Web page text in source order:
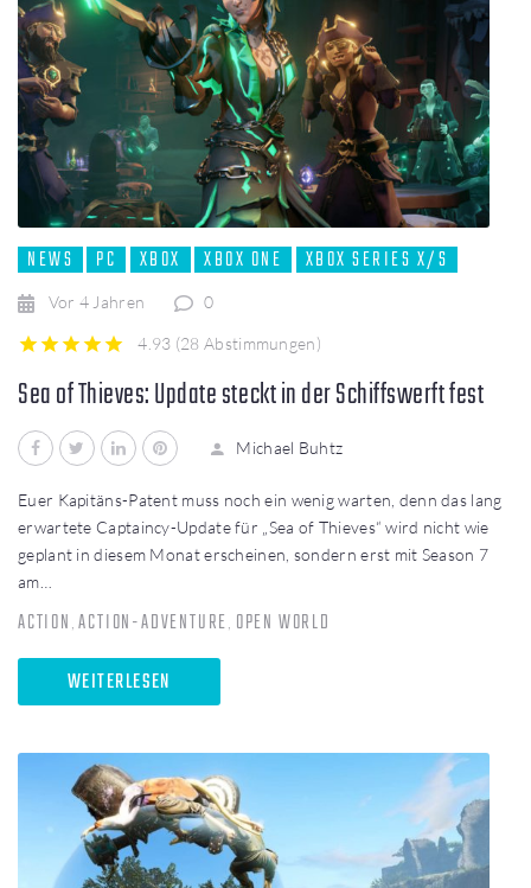
NEWS PC XBOX XBOX ONE XBOX SERIES X/S
Vor 4 Jahren 0
4.93 (28 Abstimmungen)
Sea of Thieves: Update steckt in der Schiffswerft fest
FacebookTwitterLinkedIn
Michael Buhtz
Euer Kapitäns-Patent muss noch ein wenig warten, denn das lang
erwartete Captaincy-Update für „Sea of Thieves“ wird nicht wie
geplant in diesem Monat erscheinen, sondern erst mit Season 7
am…
ACTION ,ACTION-ADVENTURE OPEN WORLD
WEITERLESEN